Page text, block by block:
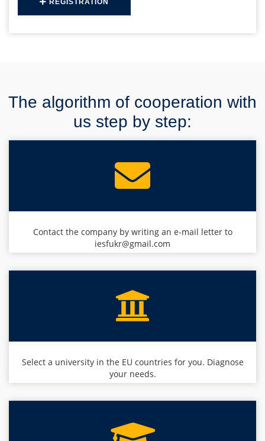
The algorithm of cooperation with
us step by step:
Contact the company by writing an e-mail letter to
iesfukr@gmail.com
Select a university in the EU countries for you. Diagnose
your needs.